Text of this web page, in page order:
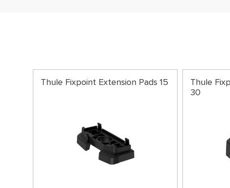
Thule Fixpoint Extension Pads 15
Thule
30